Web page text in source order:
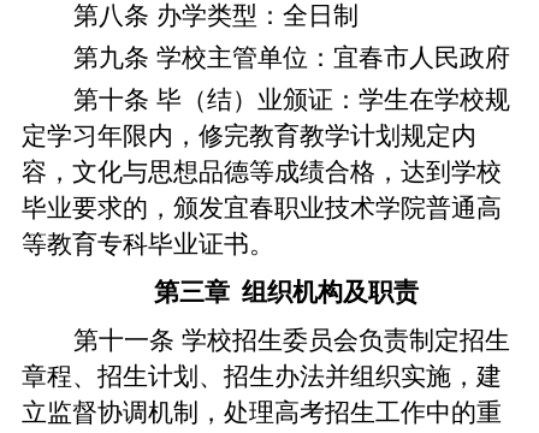
第八条 办学类型：全日制
第九条 学校主管单位：宜春市人民政府
第十条 毕（结）业颁证： 学生在学校规
定学习年限内，修完教育教学计划规定内
容，文化与思想品德等成绩合格，达到学校
毕业要求的，颁发宜春职业技术学院普通高
等教育专科毕业证书。
第三章 组织机构及职责
第十一条 学校招生委员会负责制定招生
章程、招生计划、招生办法并组织实施，建
立监督协调机制，处理高考招生工作中的重